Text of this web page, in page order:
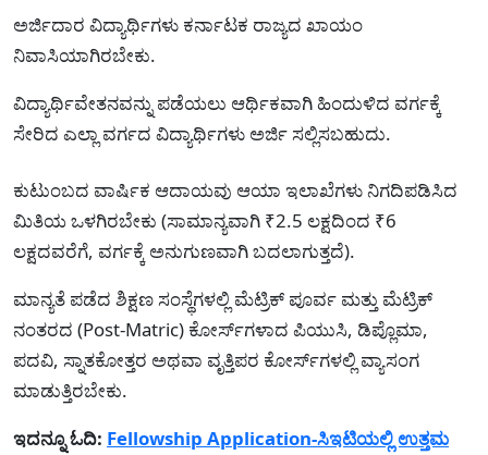
ಅರ್ಜಿದಾರ ವಿದ್ಯಾರ್ಥಿಗಳು ಕರ್ನಾಟಕ ರಾಜ್ಯದ ಖಾಯಂ
ನಿವಾಸಿಯಾಗಿರಬೇಕು.
ವಿದ್ಯಾರ್ಥಿವೇತನವನ್ನು ಪಡೆಯಲು ಆರ್ಥಿಕವಾಗಿ ಹಿಂದುಳಿದ ವರ್ಗಕ್ಕೆ
ಸೇರಿದ ಎಲ್ಲಾ ವರ್ಗದ ವಿದ್ಯಾರ್ಥಿಗಳು ಅರ್ಜಿ ಸಲ್ಲಿಸಬಹುದು.
ಕುಟುಂಬದ ವಾರ್ಷಿಕ ಆದಾಯವು ಆಯಾ ಇಲಾಖೆಗಳು ನಿಗದಿಪಡಿಸಿದ
ಮಿತಿಯ ಒಳಗಿರಬೇಕು (ಸಾಮಾನ್ಯವಾಗಿ ₹2.5 ಲಕ್ಷದಿಂದ ₹6
ಲಕ್ಷದವರೆಗೆ, ವರ್ಗಕ್ಕೆ ಅನುಗುಣವಾಗಿ ಬದಲಾಗುತ್ತದೆ).
ಮಾನ್ಯತೆ ಪಡೆದ ಶಿಕ್ಷಣ ಸಂಸ್ಥೆಗಳಲ್ಲಿ ಮೆಟ್ರಿಕ್ ಪೂರ್ವ ಮತ್ತು ಮೆಟ್ರಿಕ್
ನಂತರದ (Post-Matric) ಕೋರ್ಸ್‌ಗಳಾದ ಪಿಯುಸಿ, ಡಿಪ್ಲೊಮಾ,
ಪದವಿ, ಸ್ನಾತಕೋತ್ತರ ಅಥವಾ ವೃತ್ತಿಪರ ಕೋರ್ಸ್‌ಗಳಲ್ಲಿ ವ್ಯಾಸಂಗ
ಮಾಡುತ್ತಿರಬೇಕು.
ಇದನ್ನೂ ಓದಿ: Fellowship Application-ಸಿಇಟಿಯಲ್ಲಿ ಉತ್ತಮ